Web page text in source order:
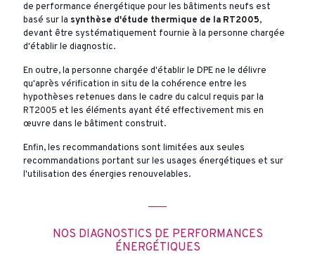
de performance énergétique pour les bâtiments neufs est
basé sur la synthèse d'étude thermique de la RT2005,
devant être systématiquement fournie à la personne chargée
d'établir le diagnostic.
En outre, la personne chargée d'établir le DPE ne le délivre
qu'après vérification in situ de la cohérence entre les
hypothèses retenues dans le cadre du calcul requis par la
RT2005 et les éléments ayant été effectivement mis en
œuvre dans le bâtiment construit.
Enfin, les recommandations sont limitées aux seules
recommandations portant sur les usages énergétiques et sur
l'utilisation des énergies renouvelables.
NOS DIAGNOSTICS DE PERFORMANCES
ÉNERGÉTIQUES